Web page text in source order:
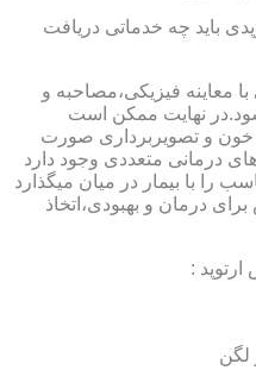
باید چه خدماتی دریافت
معاینه فیزیکی،مصاحبه و
نهایت ممکن است
خون و تصویربرداری صورت
درمانی متعددی وجود دارد
را با بیمار در میان میگذارد
درمان و بهبودی،اتخاذ
:
لگن